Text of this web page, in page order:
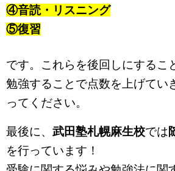
④音読・リスニング
⑤復習
です。これらを後回しにするこ
勉強することで点数を上げてい
ってください。
最後に、 武田塾札幌麻生校では
を行っています！